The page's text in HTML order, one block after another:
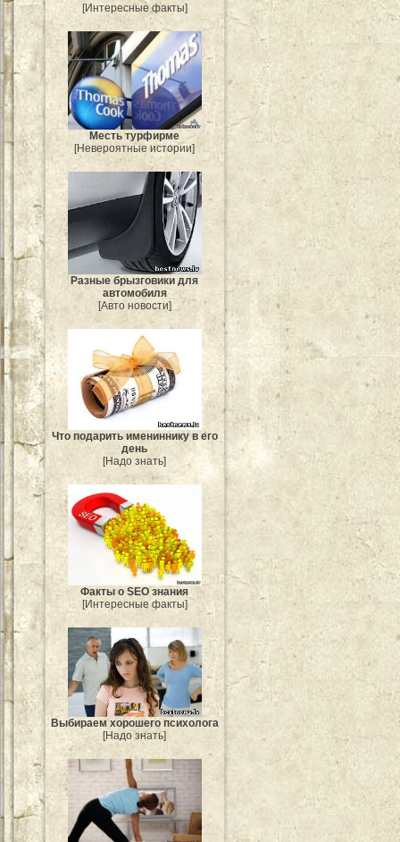
[Интересные факты]
Месть турфирме
[Невероятные истории]
Разные брызговики для
автомобиля
[Авто новости]
Что подарить имениннику в его
день
[Надо знать]
Факты о SEO знания
[Интересные факты]
Выбираем хорошего психолога
[Надо знать]